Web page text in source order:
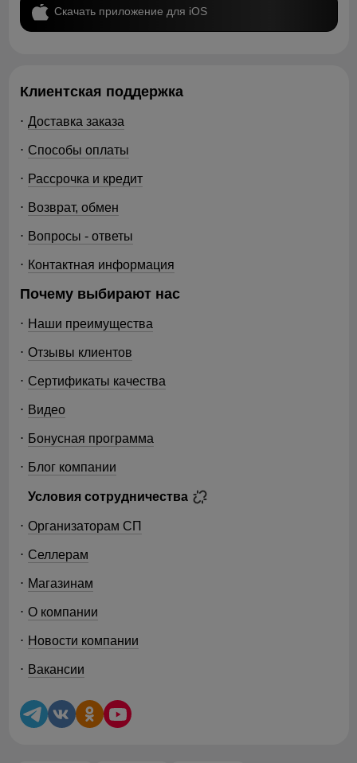
Скачать приложение для iOS
Клиентская поддержка
Доставка заказа
Способы оплаты
Рассрочка и кредит
Возврат, обмен
Вопросы - ответы
Контактная информация
Почему выбирают нас
Наши преимущества
Отзывы клиентов
Сертификаты качества
Видео
Бонусная программа
Блог компании
Условия сотрудничества
Организаторам СП
Селлерам
Магазинам
О компании
Новости компании
Вакансии